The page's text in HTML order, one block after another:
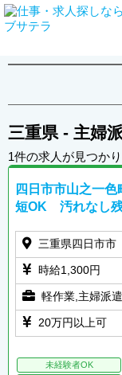
三重県 - 主婦
1件の求人が見つか
四日市市山之一
短OK 汚れなし
三重県四日市市
時給1,300円
軽作業,主婦派遣
20万円以上可
未経験者OK